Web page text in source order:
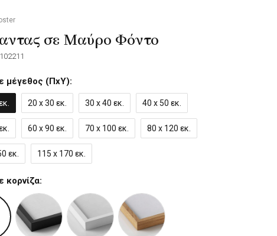
σε Μαύρο Φόντο
μέγεθος (ΠxΥ):
20 x 30 εκ. 30 x 40 εκ. 40 x 50 εκ.
60 x 90 εκ. 70 x 100 εκ. 80 x 120 εκ.
εκ. 115 x 170 εκ.
κορνίζα: